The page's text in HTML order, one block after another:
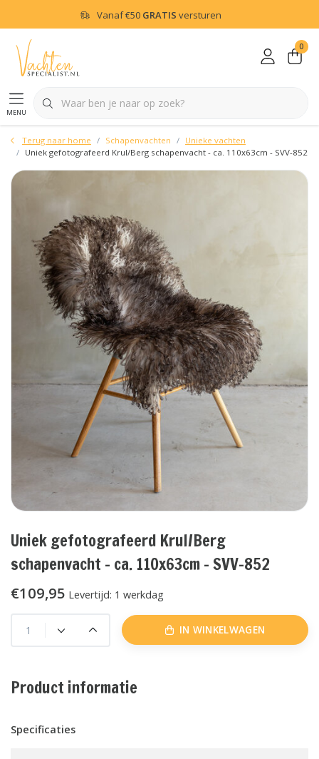
Vanaf€50 GRATIS versturen
menu
0
Terug naar home Schapenvachten
Unieke vachten
Uniek gefotografeerd Krul/Berg schapenvacht - ca. 110x63cm - SVV-852
Uniek gefotografeerd Krul/Berg
schapenvacht - ca. 110x63cm - SVV-852
€109,95 Levertijd: 1 werkdag
IN WINKELWAGEN
Product informatie
Specificaties